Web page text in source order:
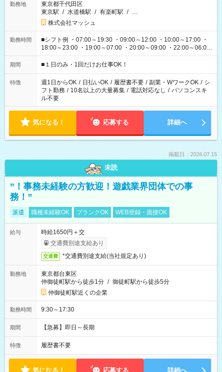
勤務地
東京都千代田区
東京駅 / 水道橋駅 / 有楽町駅 / …
株式会社マッシュ
勤務時間
■シフト例 ・07:00～19:30 ・09:00～12:00 ・10:00～17:00 ・
18:00～23:00 ・19:00～07:00 ・20:00～09:00 ・22:00～06:00
etc ★最短で3時間で5,120円のお仕事から 15時間で2万円近く稼
げるお仕事も！ ご希望のお時間に合わせてご紹介！ ※シフトは
ください！
期間 ■１日のみ・1回だけお仕事OK！
特徴 週1日からOK / 日払いOK / 履歴書不要 / 副業・WワークOK / シ
フト勤務 / 10名以上の大量募集 / 電話対応なし / パソコンスキ
ル不要
気になる！ 応募する 詳細へ
掲載日：2026.07.15
未読
”！事務未経験の方歓迎！遊戯業界団体での事
務！”
派遣 職種未経験OK ブランクOK WEB登録・面接OK
給与
時給1650円＋交
交通費別途支給あり
交通費 *交通費別途支給(当社規定あり)
勤務地
東京都台東区
仲御徒町駅から徒歩1分 / 御徒町駅から徒歩5分
仲御徒町駅近くの企業
勤務時間 9:30～17:30
期間 【急募】即日～長期
特徴 履歴書不要
気になる！ 応募する 詳細へ